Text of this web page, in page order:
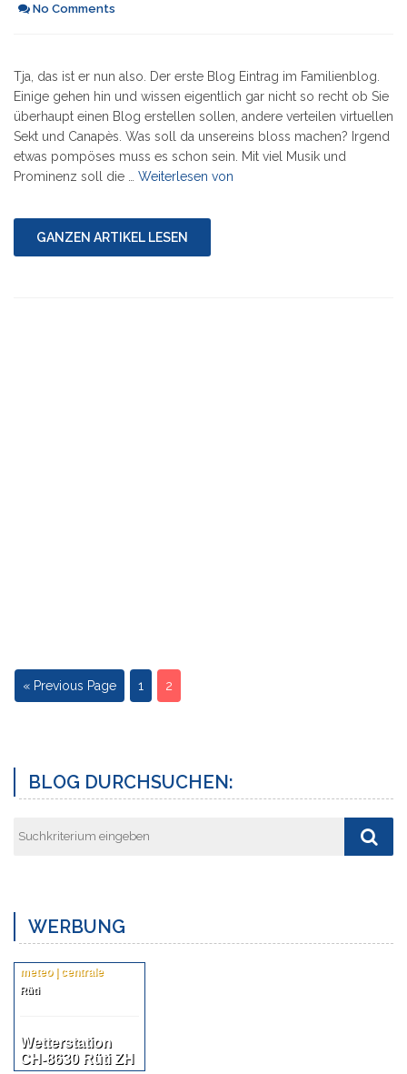
No Comments
Tja, das ist er nun also. Der erste Blog Eintrag im Familienblog.
Einige gehen hin und wissen eigentlich gar nicht so recht ob Sie
überhaupt einen Blog erstellen sollen, andere verteilen virtuellen
Sekt und Canapès. Was soll da unsereins bloss machen? Irgend
etwas pompöses muss es schon sein. Mit viel Musik und
Prominenz soll die … Weiterlesen von
GANZEN ARTIKEL LESEN
« Previous Page 1 2
BLOG DURCHSUCHEN:
WERBUNG
meteo | centrale
Rüti
Wetterstation
CH-8630 Rüti ZH